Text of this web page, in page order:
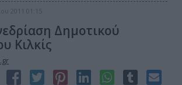
2011 01:15
Δημοτικού
Κιλκίς